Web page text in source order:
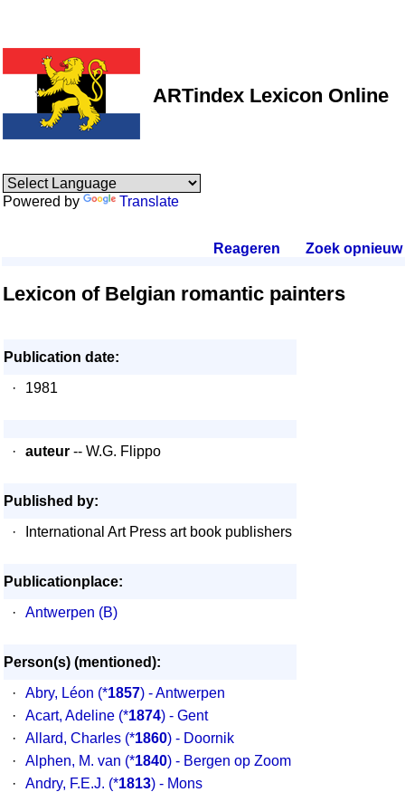
ARTindex Lexicon Online
Powered by Translate
Reageren Zoek opnieuw.
Lexicon of Belgian romantic painters
Publication date:
·
1981
· auteur -- W.G. Flippo
Published by:
·
International Art Press art book publishers
Publicationplace:
·
Antwerpen (B)
Person(s) (mentioned):
·
Abry, Léon (*1857) - Antwerpen
·
Acart, Adeline (*1874) - Gent
·
Allard, Charles (*1860) - Doornik
·
Alphen, M. van (*1840) - Bergen op Zoom
·
Andry, F.E.J. (*1813) - Mons